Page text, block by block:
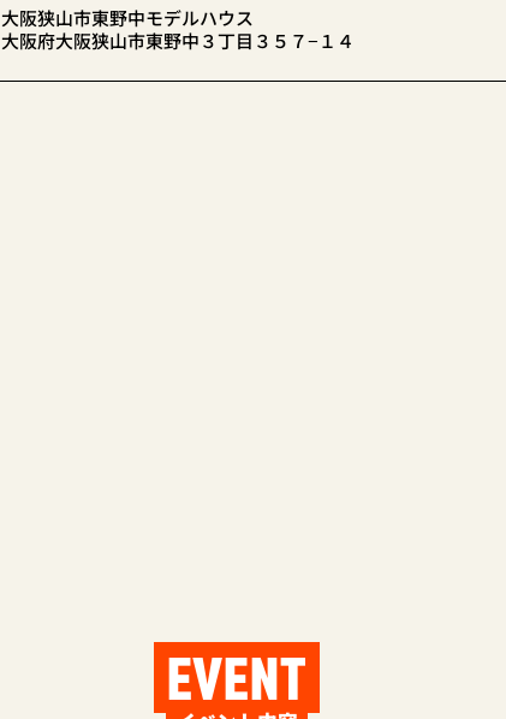
大阪狭山市東野中モデルハウス
大阪府大阪狭山市東野中３丁目３５７−１４
EVENT